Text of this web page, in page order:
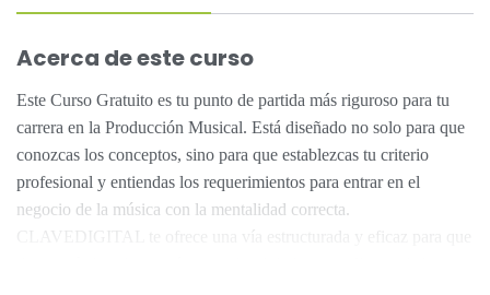
Acerca de este curso
Este Curso Gratuito es tu punto de partida más riguroso para tu
carrera en la Producción Musical. Está diseñado no solo para que
conozcas los conceptos, sino para que establezcas tu criterio
profesional y entiendas los requerimientos para entrar en el
negocio de la música con la mentalidad correcta.
CLAVEDIGITAL te ofrece una vía estructurada y eficaz para que